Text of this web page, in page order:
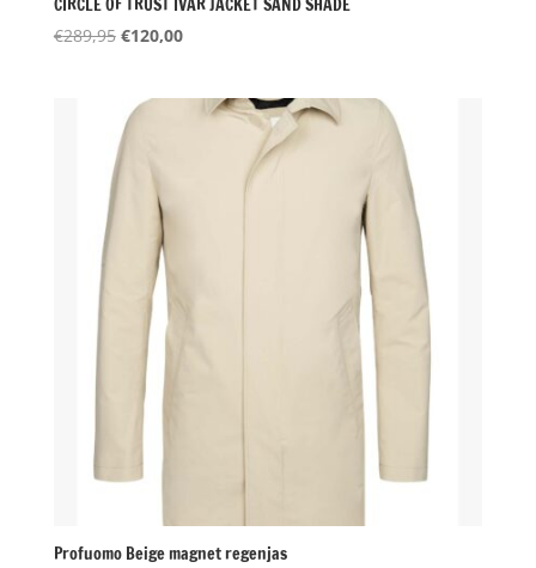
€289,95 Oorspronkelijke
€289,95.
€120,00Huidige
€120,00.
Profuomo Beige magnet regenjas